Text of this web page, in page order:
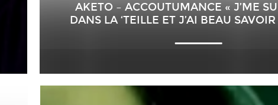
AKETO – ACCOUTUMANCE « J’ME
DANS LA ‘TEILLE ET J’AI BEAU